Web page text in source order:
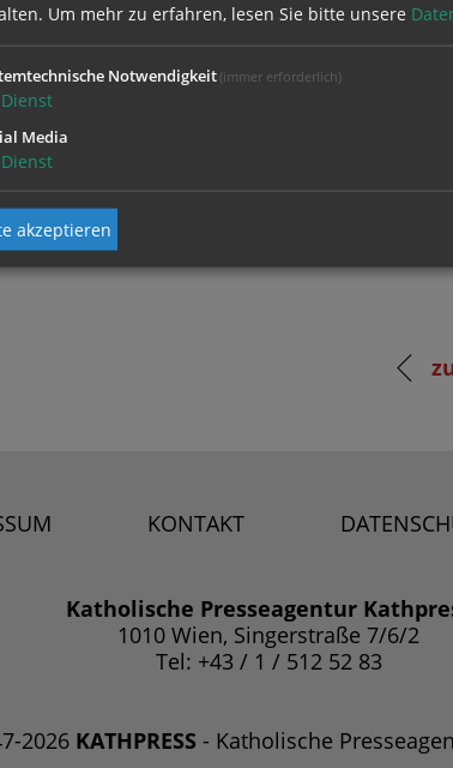
KONTAKT
Katholische Presseagentur
1010 Wien, Singerstraße 7/6/2
Tel: +43 / 1 / 512 52 83
2026 KATHPRESS - Katholische
Um mehr zu erfahren, lesen Sie bitte unsere
Notwendigkeit (immer erforderlich)
Dienst
Media
Dienst
akzeptieren